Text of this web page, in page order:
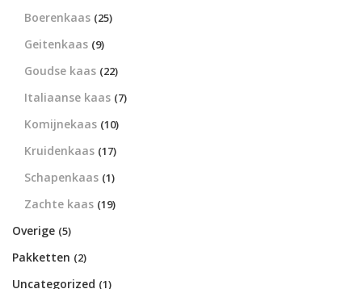
Boerenkaas (25)
Geitenkaas (9)
Goudse kaas (22)
Italiaanse kaas (7)
Komijnekaas (10)
Kruidenkaas (17)
Schapenkaas (1)
Zachte kaas (19)
Overige (5)
Pakketten (2)
Uncategorized (1)